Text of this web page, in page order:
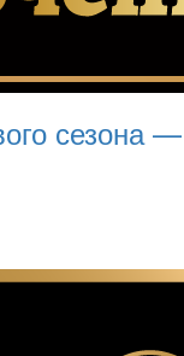
сезона